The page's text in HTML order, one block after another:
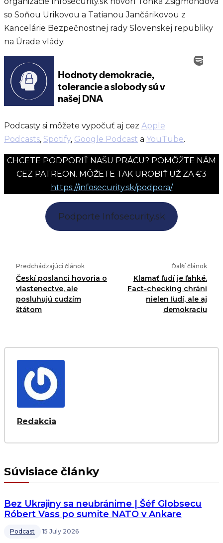
so Soňou Urikovou a Tatianou Jančárikovou z
Kancelárie Bezpečnostnej rady Slovenskej republiky
na Úrade vlády.
Podcasty si môžete vypočuť aj cez Apple
Podcasts, Spotify, Google Podcast a YouTube.
CHCETE PODPORIŤ NAŠU PRÁCU? POMÔŽTE NÁM
CEZ PATREON. MÔŽETE TAK UROBIŤ UŽ ZA €3
https://infosecurity.sk/podpora/
Podporte Infosecurity.sk
Predchádzajúci článok
Českí poslanci hovoria o
vlastenectve, ale
posluhujú cudzím
štátom
Ďalší článok
Klamať ľudí je ľahké.
Fact-checking chráni
nielen ľudí, ale aj
demokraciu
Redakcia
Súvisiace články
Bez Ukrajiny sa neubránime | Šéf Globsecu
Róbert Vass po sumite NATO v Ankare
Podcast 15 July 2026